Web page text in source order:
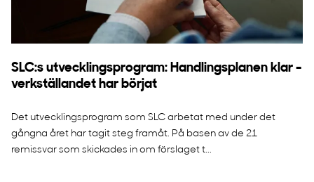
SLC:s utvecklingsprogram: Handlingsplanen klar -
verkställandet har börjat
Det utvecklingsprogram som SLC arbetat med under det
gångna året har tagit steg framåt. På basen av de 21
remissvar som skickades in om förslaget t...